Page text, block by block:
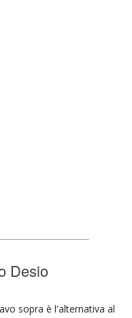
Desio
sopra è l'alternativa al